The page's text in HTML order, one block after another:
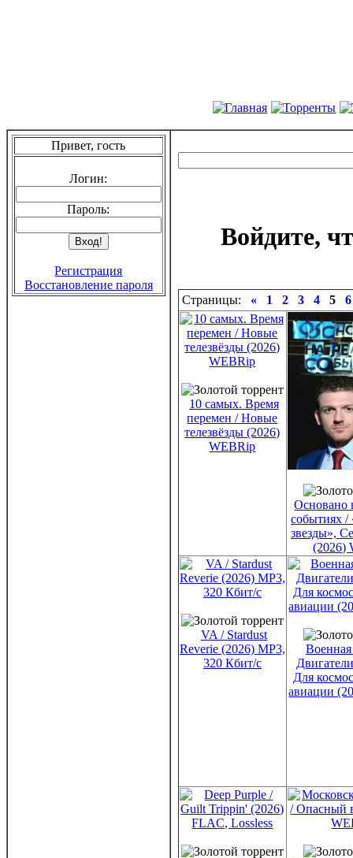
Привет, гость
Логин:
Пароль:
Регистрация
Восстановление пароля
Войдите,
Страницы: « 1 2 3 4 5 6
10 самых. Время
перемен / Новые
телезвёзды (2026)
WEBRip
Основано
событиях /
звезды»,
(2026)
VA / Stardust
Reverie (2026) MP3,
320 Кбит/c
Для
авиации